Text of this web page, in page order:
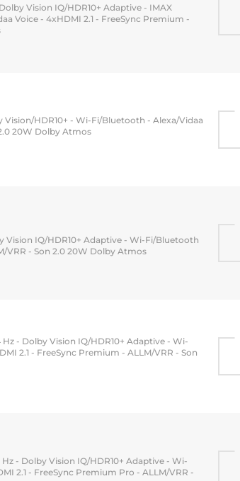
Vision IQ/HDR10+ Adaptive - IMAX
Voice - 4xHDMI 2.1 - FreeSync Premium -
Vision/HDR10+ - Wi-Fi/Bluetooth - Alexa/Vidaa
20W Dolby Atmos
Vision IQ/HDR10+ Adaptive - Wi-Fi/Bluetooth
VRR - Son 2.0 20W Dolby Atmos
Hz - Dolby Vision IQ/HDR10+ Adaptive - Wi-
2.1 - FreeSync Premium - ALLM/VRR - Son
Hz - Dolby Vision IQ/HDR10+ Adaptive - Wi-
2.1 - FreeSync Premium Pro - ALLM/VRR -